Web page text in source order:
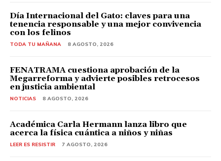
Día Internacional del Gato: claves para una
tenencia responsable y una mejor convivencia
con los felinos
TODA TU MAÑANA 8 AGOSTO, 2026
FENATRAMA cuestiona aprobación de la
Megarreforma y advierte posibles retrocesos
en justicia ambiental
NOTICIAS 8 AGOSTO, 2026
Académica Carla Hermann lanza libro que
acerca la física cuántica a niños y niñas
LEER ES RESISTIR 7 AGOSTO, 2026